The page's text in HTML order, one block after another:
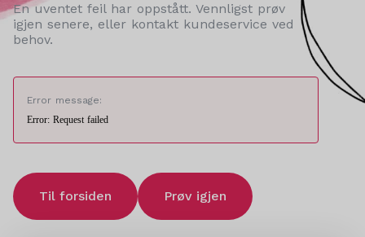
En uventet feil har oppstått. Vennligst prøv
igjen senere, eller kontakt kundeservice ved
behov.
Error message:
Error: Request failed
Til forsiden Prøv igjen